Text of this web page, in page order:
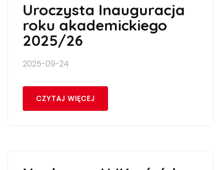
Uroczysta Inauguracja
roku akademickiego
2025/26
2025-09-24
CZYTAJ WIĘCEJ